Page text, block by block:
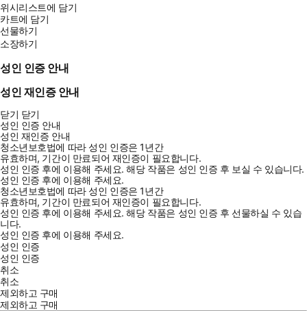
위시리스트에 담기
카트에 담기
선물하기
소장하기
성인 인증 안내
성인 재인증 안내
닫기 닫기
성인 인증 안내
성인 재인증 안내
청소년보호법에 따라 성인 인증은 1년간
유효하며, 기간이 만료되어 재인증이 필요합니다.
성인 인증 후에 이용해 주세요.해당 작품은 성인 인증 후 보실 수 있습니다.
성인 인증 후에 이용해 주세요.
청소년보호법에 따라 성인 인증은 1년간
유효하며, 기간이 만료되어 재인증이 필요합니다.
성인 인증 후에 이용해 주세요.해당 작품은 성인 인증 후 선물하실 수 있습
니다.
성인 인증 후에 이용해 주세요.
성인 인증
성인 인증
취소
취소
제외하고 구매
제외하고 구매